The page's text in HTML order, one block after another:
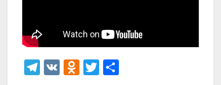
T
V
O T